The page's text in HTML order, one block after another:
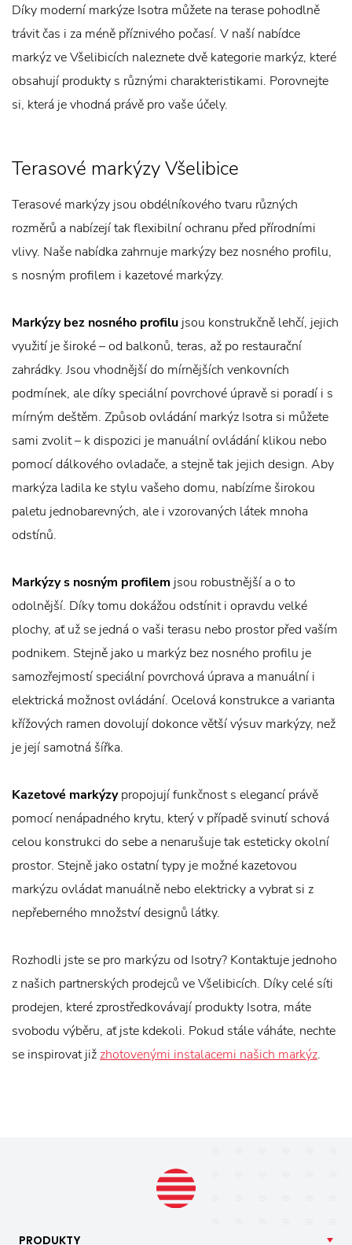
Díky moderní markýze Isotra můžete na terase pohodlně
trávit čas i za méně příznivého počasí. V naší nabídce
markýz ve Všelibicích naleznete dvě kategorie markýz, které
obsahují produkty s různými charakteristikami. Porovnejte
si, která je vhodná právě pro vaše účely.
Terasové markýzy Všelibice
Terasové markýzy jsou obdélníkového tvaru různých
rozměrů a nabízejí tak flexibilní ochranu před přírodními
vlivy. Naše nabídka zahrnuje markýzy bez nosného profilu,
s nosným profilem i kazetové markýzy.
Markýzy bez nosného profilu jsou konstrukčně lehčí, jejich
využití je široké – od balkonů, teras, až po restaurační
zahrádky. Jsou vhodnější do mírnějších venkovních
podmínek, ale díky speciální povrchové úpravě si poradí i s
mírným deštěm. Způsob ovládání markýz Isotra si můžete
sami zvolit – k dispozici je manuální ovládání klikou nebo
pomocí dálkového ovladače, a stejně tak jejich design. Aby
markýza ladila ke stylu vašeho domu, nabízíme širokou
paletu jednobarevných, ale i vzorovaných látek mnoha
odstínů.
Markýzy s nosným profilem jsou robustnější a o to
odolnější. Díky tomu dokážou odstínit i opravdu velké
plochy, ať už se jedná o vaši terasu nebo prostor před vaším
podnikem. Stejně jako u markýz bez nosného profilu je
samozřejmostí speciální povrchová úprava a manuální i
elektrická možnost ovládání. Ocelová konstrukce a varianta
křížových ramen dovolují dokonce větší výsuv markýzy, než
je její samotná šířka.
Kazetové markýzypropojují funkčnost s elegancí právě
pomocí nenápadného krytu, který v případě svinutí schová
celou konstrukci do sebe a nenarušuje tak esteticky okolní
prostor. Stejně jako ostatní typy je možné kazetovou
markýzu ovládat manuálně nebo elektricky a vybrat si z
nepřeberného množství designů látky.
Rozhodli jste se pro markýzu od Isotry? Kontaktuje jednoho
z našich partnerských prodejců ve Všelibicích. Díky celé síti
prodejen, které zprostředkovávají produkty Isotra, máte
svobodu výběru, ať jste kdekoli. Pokud stále váháte, nechte
se inspirovat již zhotovenými instalacemi našich markýz.
PRODUKTY